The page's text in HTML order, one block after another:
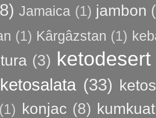
Jamaica (1) jambon
(1) Kârgâzstan (1)
(3) ketodesert
ketosalata (33)
(1) konjac (8) kumkuat